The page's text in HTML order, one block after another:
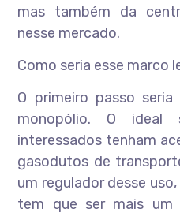
mas também da
nesse mercado.
Como seria esse marco
O primeiro passo
monopólio. O
interessados tenham
gasodutos de
um regulador desse
tem que ser mais um